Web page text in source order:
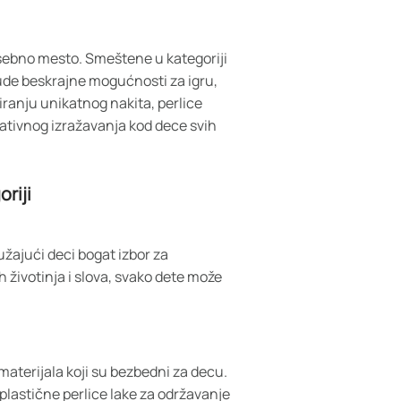
mesto. Smeštene u kategoriji
beskrajne mogućnosti za igru,
unikatnog nakita, perlice
izražavanja kod dece svih
deci bogat izbor za
i slova, svako dete može
koji su bezbedni za decu.
perlice lake za održavanje